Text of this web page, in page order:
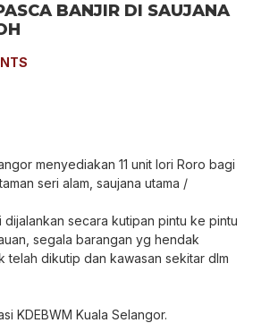
BANJIR DI SAUJANA
menyediakan 11 unit lori Roro bagi
seri alam, saujana utama /
secara kutipan pintu ke pintu
segala barangan yg hendak
telah dikutip dan kawasan sekitar dlm
KDEBWM Kuala Selangor.